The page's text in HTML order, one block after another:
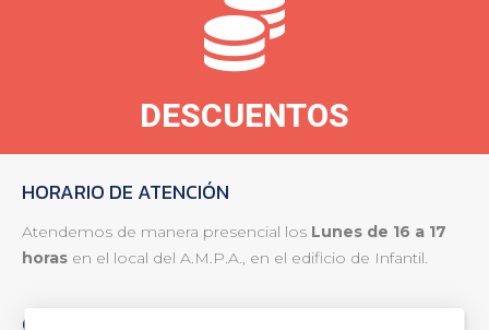
DESCUENTOS
HORARIO DE ATENCIÓN
Atendemos de manera presencial losLunes de 16 a 17